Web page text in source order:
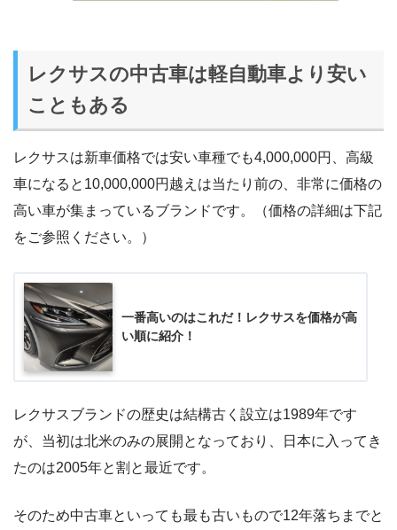
レクサスの中古車は軽自動車より安い
こともある
レクサスは新車価格では安い車種でも4,000,000円、高級
車になると10,000,000円越えは当たり前の、非常に価格の
高い車が集まっているブランドです。（価格の詳細は下記
をご参照ください。）
一番高いのはこれだ！レクサスを価格が高
い順に紹介！
レクサスブランドの歴史は結構古く設立は1989年です
が、当初は北米のみの展開となっており、日本に入ってき
たのは2005年と割と最近です。
そのため中古車といっても最も古いもので12年落ちまでと